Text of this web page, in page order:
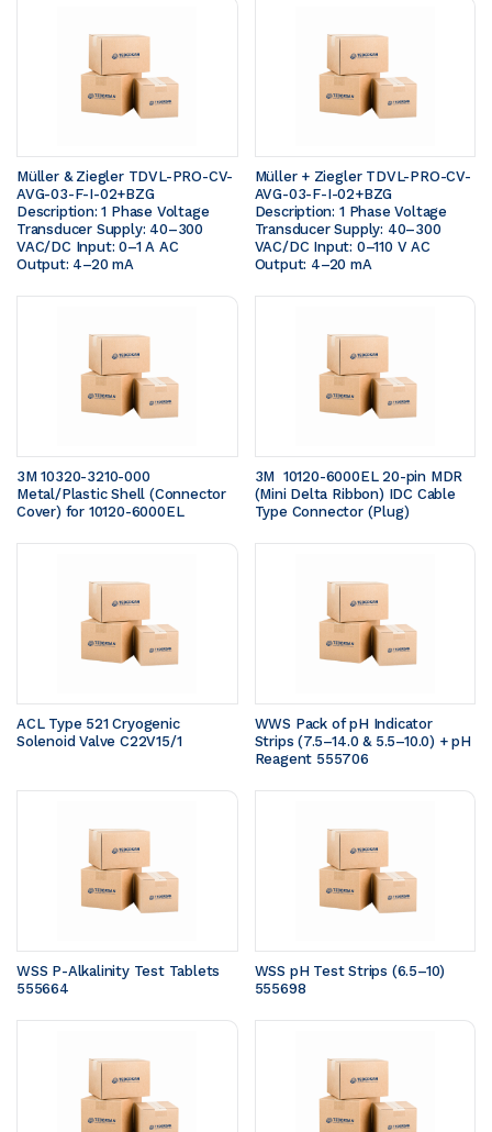
Müller & Ziegler TDVL-PRO-CV-
AVG-03-F-I-02+BZG
Description: 1 Phase Voltage
Transducer Supply: 40–300
VAC/DC Input: 0–1 A AC
Output: 4–20 mA
Müller + Ziegler TDVL-PRO-CV-
AVG-03-F-I-02+BZG
Description: 1 Phase Voltage
Transducer Supply: 40–300
VAC/DC Input: 0–110 V AC
Output: 4–20 mA
3M 10320-3210-000
Metal/Plastic Shell (Connector
Cover) for 10120-6000EL
3M  10120-6000EL 20-pin MDR
(Mini Delta Ribbon) IDC Cable
Type Connector (Plug)
ACL Type 521 Cryogenic
Solenoid Valve C22V15/1
WWS Pack of pH Indicator
Strips (7.5–14.0 & 5.5–10.0) + pH
Reagent 555706
WSS P-Alkalinity Test Tablets
555664
WSS pH Test Strips (6.5–10)
555698